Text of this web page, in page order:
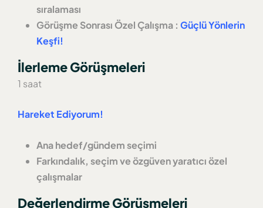
sıralaması
Görüşme Sonrası Özel Çalışma : Güçlü Yönlerin
Keşfi!
İlerleme Görüşmeleri
1 saat
Hareket Ediyorum!
Ana hedef/gündem seçimi
Farkındalık, seçim ve özgüven yaratıcı özel
çalışmalar
Değerlendirme Görüşmeleri